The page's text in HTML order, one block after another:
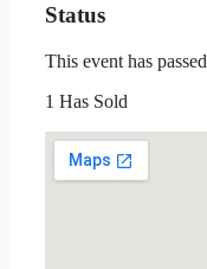
Status
This event has passed
1 Has Sold